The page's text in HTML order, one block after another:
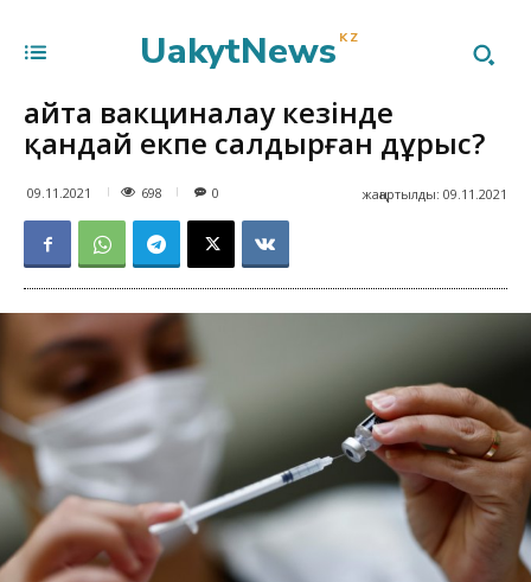
UakytNews KZ
Қайта вакциналау кезінде
қандай екпе салдырған дұрыс?
09.11.2021 698 жаңартылды: 09.11.2021
0